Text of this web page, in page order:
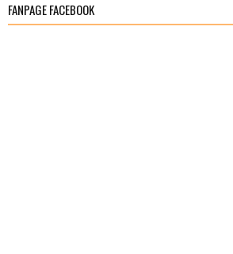
FANPAGE FACEBOOK